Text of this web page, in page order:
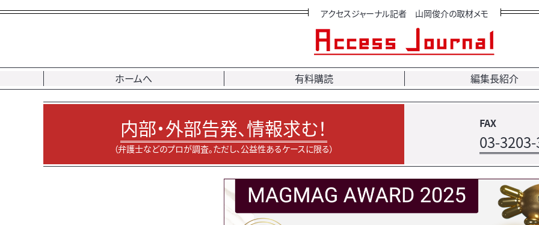
アクセスジャーナル記者 山岡俊介の取材メモ
ホームへ 有料購読 編集長紹介
内部・外部告発、情報求む！
（弁護士などのプロが調査。ただし、公益性あるケースに限る）
FAX
03-